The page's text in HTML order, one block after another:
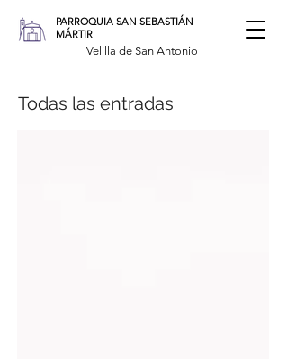
PARROQUIA SAN SEBASTIÁN
MÁRTIR
Velilla de San Antonio
Todas las entradas